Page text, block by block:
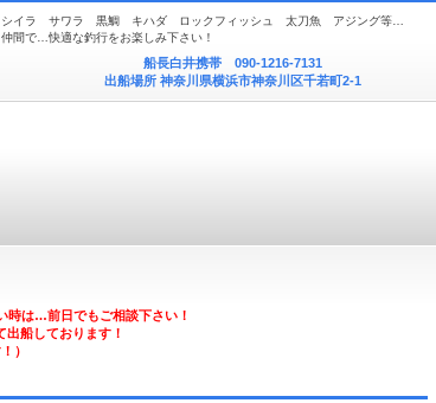
イラ サワラ 黒鯛 キハダ ロックフィッシュ 太刀魚 アジング等…
間で…快適な釣行をお楽しみ下さい！
船長白井携帯090-1216-7131
出船場所 神奈川県横浜市神奈川区千若町2-1
時は…前日でもご相談下さい！
船しております！
）